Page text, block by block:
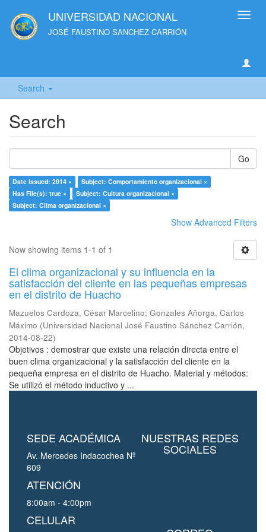
UNIVERSIDAD NACIONAL
JOSÉ FAUSTINO SANCHEZ CARRIÓN
Search
Search
Go
Date issued: 2014 ×
Subject: Comportamiento organizacional ×
Has File(s): true ×
Subject: Cultura organizacional ×
Subject: Clima organizacional ×
Show Advanced Filters
Now showing items 1-1 of 1
El clima organizacional y su influencia en la
satisfacción del cliente en las pequeñas empresas
en el distrito de Huacho
Mazuelos Cardoza, César Marcelino; Gonzales Añorga, Carlos
Máximo (Universidad Nacional José Faustino Sánchez Carrión,
2014-08-22)
Objetivos : demostrar que existe una relación directa entre el
buen clima organizacional y la satisfacción del cliente en la
pequeña empresa en el distrito de Huacho. Material y métodos:
Se utilizó el método inductivo y ...
SEDE ACADÉMICA
Av. Mercedes Indacochea Nº
609
ATENCIÓN
8:00am - 4:00pm
CELULAR
NUESTRAS REDES
SOCIALES